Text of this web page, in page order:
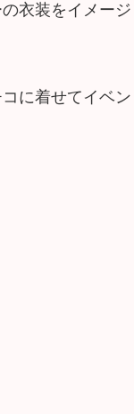
衣装をイメージ
に着せてイベン